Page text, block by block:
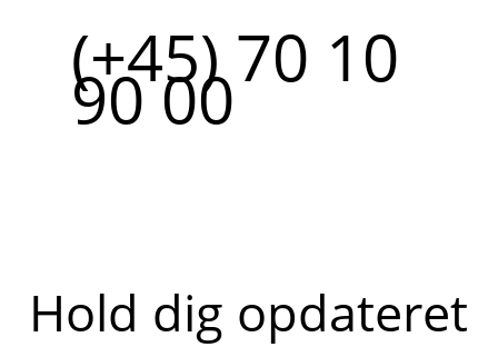
(+45) 70 10
90 00
Hold dig opdateret